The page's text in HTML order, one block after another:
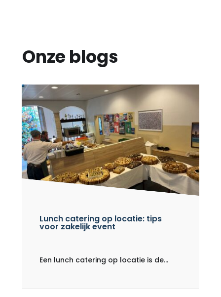
Onze blogs
Lunch catering op locatie: tips
voor zakelijk event
Een lunch catering op locatie is de...